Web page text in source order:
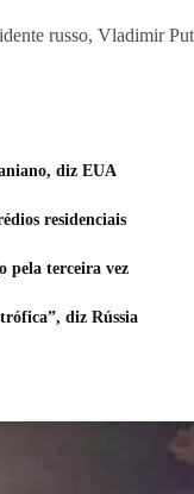
russo, Vladimir
diz EUA
residenciais
pela terceira vez
diz Rússia